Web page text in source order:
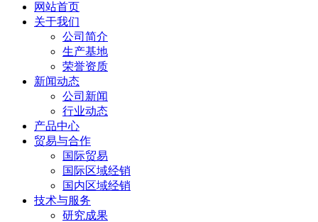
网站首页
关于我们
公司简介
生产基地
荣誉资质
新闻动态
公司新闻
行业动态
产品中心
贸易与合作
国际贸易
国际区域经销
国内区域经销
技术与服务
研究成果